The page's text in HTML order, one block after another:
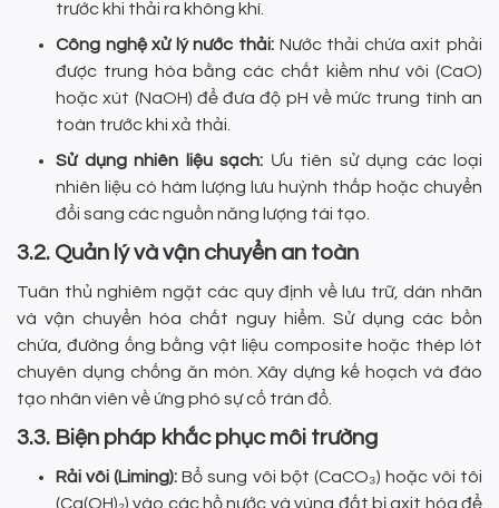
trước khi thải ra không khí.
Công nghệ xử lý nước thải: Nước thải chứa axit phải
được trung hòa bằng các chất kiềm như vôi (CaO)
hoặc xút (NaOH) để đưa độ pH về mức trung tính an
toàn trước khi xả thải.
Sử dụng nhiên liệu sạch: Ưu tiên sử dụng các loại
nhiên liệu có hàm lượng lưu huỳnh thấp hoặc chuyển
đổi sang các nguồn năng lượng tái tạo.
3.2. Quản lý và vận chuyển an toàn
Tuân thủ nghiêm ngặt các quy định về lưu trữ, dán nhãn
và vận chuyển hóa chất nguy hiểm. Sử dụng các bồn
chứa, đường ống bằng vật liệu composite hoặc thép lót
chuyên dụng chống ăn mòn. Xây dựng kế hoạch và đào
tạo nhân viên về ứng phó sự cố tràn đổ.
3.3. Biện pháp khắc phục môi trường
Rải vôi (Liming):Bổ sung vôi bột (CaCO₃) hoặc vôi tôi
(Ca(OH)₂) vào các hồ nước và vùng đất bị axit hóa để